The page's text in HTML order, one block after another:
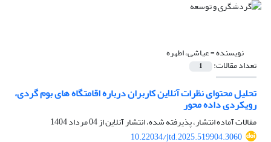
نویسنده =عیاشی، اطهره
تعداد مقالات: 1
تحلیل محتوای نظرات آنلاین کاربران درباره اقامتگاه های بوم گردی،
رویکردی داده محور
مقالات آماده انتشار، پذیرفته شده، انتشار آنلاین از04 مرداد 1404
10.22034/jtd.2025.519904.3060